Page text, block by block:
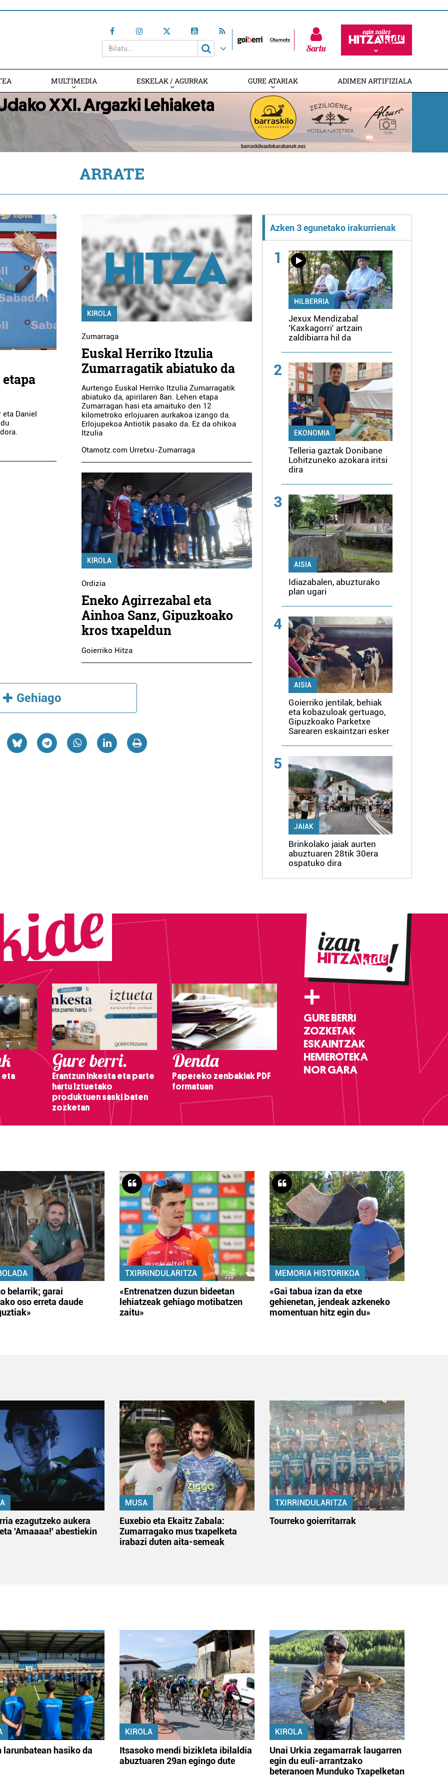
Sartu
MULTIMEDIA ESKELAK / AGURRAK GURE ATARIAK ADIMEN ARTIFIZIALA
ARRATE
eta Daniel
KIROLA
Zumarraga
Euskal Herriko Itzulia
Zumarragatik abiatuko da
Aurtengo Euskal Herriko Itzulia Zumarragatik
abiatuko da, apirilaren 8an. Lehen etapa
Zumarragan hasi eta amaituko den 12
kilometroko erlojuaren aurkakoa izango da.
Erlojupekoa Antiotik pasako da. Ez da ohikoa
Itzulia
Otamotz.com Urretxu-Zumarraga
KIROLA
Ordizia
Eneko Agirrezabal eta
Ainhoa Sanz, Gipuzkoako
kros txapeldun
Goierriko Hitza
Gehiago
Azken 3 egunetako irakurrienak
1
HILBERRIA
Jexux Mendizabal
'Kaxkagorri' artzain
zaldibiarra hil da
2
EKONOMIA
Telleria gaztak Donibane
Lohitzuneko azokara iritsi
dira
3
AISIA
Idiazabalen, abuzturako
plan ugari
4
AISIA
Goierriko jentilak, behiak
eta kobazuloak gertuago,
Gipuzkoako Parketxe
Sarearen eskaintzari esker
5
JAIAK
Brinkolako jaiak aurten
abuztuaren 28tik 30era
ospatuko dira
eta
Gure berri.
Erantzun inkesta eta parte
hartu Iztuetako
produktuen saski baten
zozketan
Denda
Papereko zenbakiak PDF
formatuan
+
GURE BERRI
ZOZKETAK
ESKAINTZAK
HEMEROTEKA
NOR GARA
belarrik; garai
oso erreta daude
TXIRRINDULARITZA
«Entrenatzen duzun bideetan
lehiatzeak gehiago motibatzen
zaitu»
MEMORIA HISTORIKOA
«Gai tabua izan da etxe
gehienetan, jendeak azkeneko
momentuan hitz egin du»
ezagutzeko aukera
'Amaaaa!' abestiekin
MUSA
Euxebio eta Ekaitz Zabala:
Zumarragako mus txapelketa
irabazi duten aita-semeak
TXIRRINDULARITZA
Tourreko goierritarrak
larunbatean hasiko da
KIROLA
Itsasoko mendi bizikleta ibilaldia
abuztuaren 29an egingo dute
KIROLA
Unai Urkia zegamarrak laugarren
egin du euli-arrantzako
beteranoen Munduko Txapelketan